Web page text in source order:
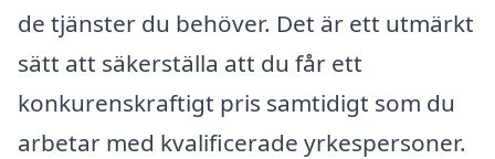
de tjänster du behöver. Det är ett utmärkt
sätt att säkerställa att du får ett
konkurenskraftigt pris samtidigt som du
arbetar med kvalificerade yrkespersoner.